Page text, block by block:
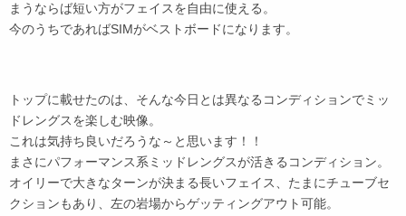
まうならば短い方がフェイスを自由に使える。
今のうちであればSIMがベストボードになります。
トップに載せたのは、そんな今日とは異なるコンディションでミッ
ドレングスを楽しむ映像。
これは気持ち良いだろうな～と思います！！
まさにパフォーマンス系ミッドレングスが活きるコンディション。
オイリーで大きなターンが決まる長いフェイス、たまにチューブセ
クションもあり、左の岩場からゲッティングアウト可能。